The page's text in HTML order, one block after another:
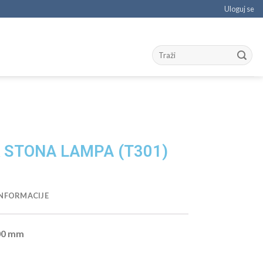
Uloguj se
STONA LAMPA (T301)
mm